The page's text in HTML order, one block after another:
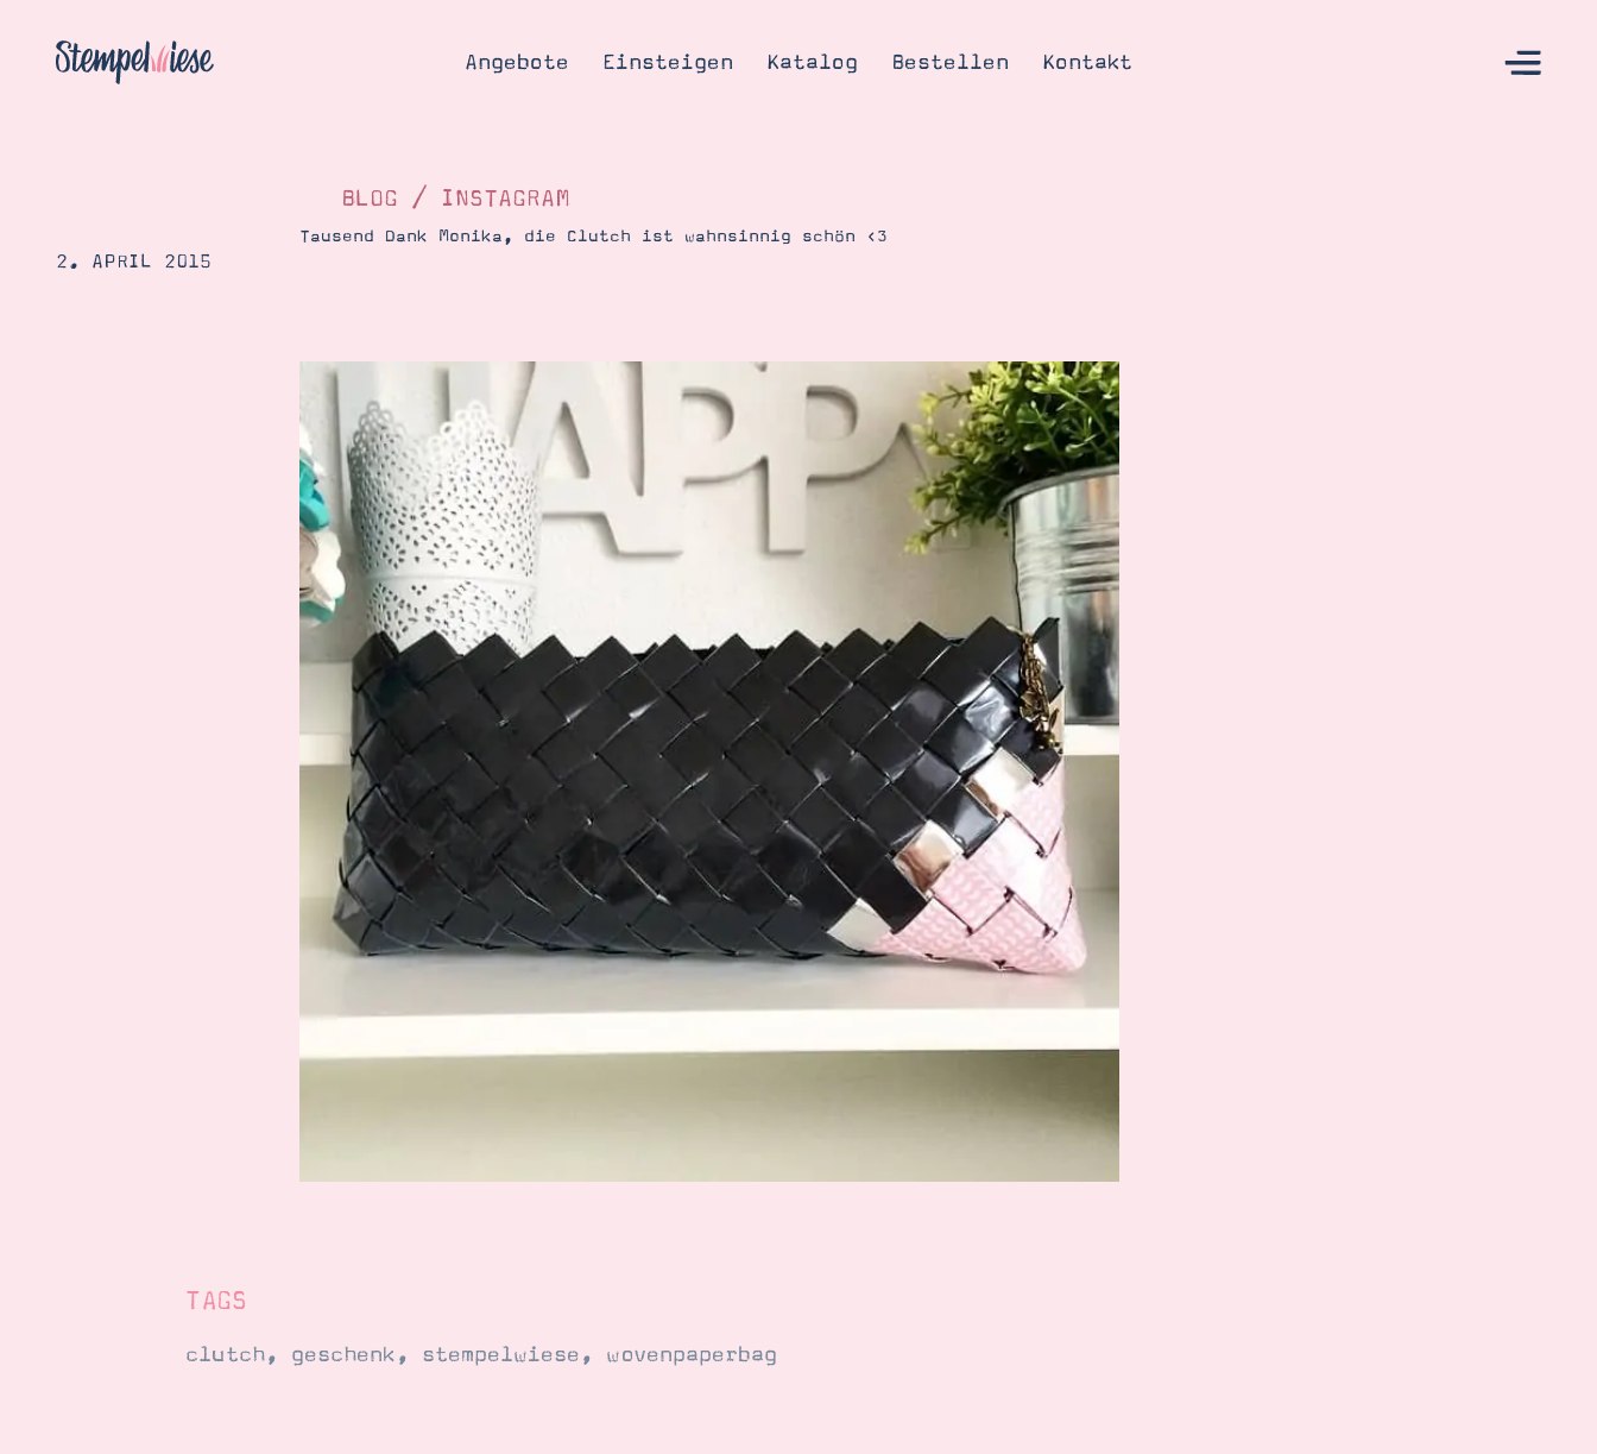
Angebote Einsteigen Katalog Bestellen Kontakt
Blog
Gutscheine
Produkte erklärt
Über mich
Über Stampin’ Up!
Datenschutz
SUCHE
BLOG / INSTAGRAM
Tausend Dank Monika, die Clutch ist wahnsinnig schön <3
2. APRIL 2015
TAGS
clutch, geschenk, stempelwiese, wovenpaperbag